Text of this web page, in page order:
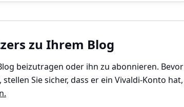
zu Ihrem Blog
beizutragen oder ihn zu abonnieren. Bevor
Sie sicher, dass er ein Vivaldi-Konto hat,